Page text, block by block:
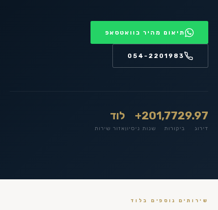
תיאום מהיר בוואטסאפ
054-2201983
9.97
דירוג
1,772
ביקורות
20+
שנות ניסיון
לוד
אזור שירות
שירותים נוספים ב לוד